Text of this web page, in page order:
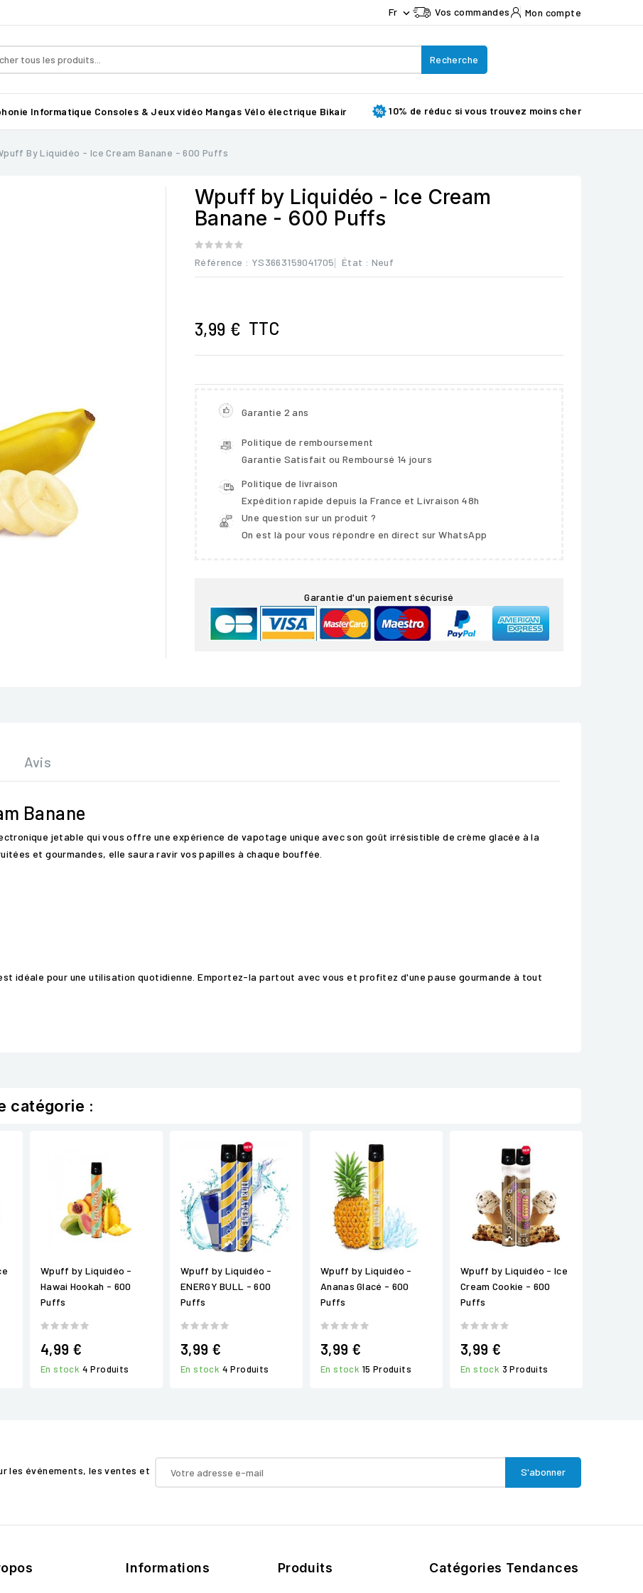
Fr  Vos commandes Mon compte
Recherche
Informatique Consoles & Jeux vidéo Mangas Vélo électrique Bikair 10% de réduc si vous trouvez moins cher
By Liquidéo - Ice Cream Banane - 600 Puffs
Wpuff by Liquidéo - Ice Cream
Banane - 600 Puffs
Référence : YS3663159041705 État : Neuf
3,99 € TTC
Garantie 2 ans
Politique de remboursement
Garantie Satisfait ou Remboursé 14 jours
Politique de livraison
Expédition rapide depuis la France et Livraison 48h
Une question sur un produit ?
On est là pour vous répondre en direct sur WhatsApp
Garantie d'un paiement sécurisé
Avis
Banane
jetable qui vous offre une expérience de vapotage unique avec son goût irrésistible de crème glacée à la
et gourmandes, elle saura ravir vos papilles à chaque bouffée.
idéale pour une utilisation quotidienne. Emportez-la partout avec vous et profitez d'une pause gourmande à tout
catégorie :
Wpuff by Liquidéo -
Hawai Hookah - 600
Puffs
4,99 €
En stock 4 Produits
Wpuff by Liquidéo -
ENERGY BULL - 600
Puffs
3,99 €
En stock 4 Produits
Wpuff by Liquidéo -
Ananas Glacé - 600
Puffs
3,99 €
En stock 15 Produits
Wpuff by Liquidéo - Ice
Cream Cookie - 600
Puffs
3,99 €
En stock 3 Produits
les événements, les ventes et
Informations Produits Catégories Tendances